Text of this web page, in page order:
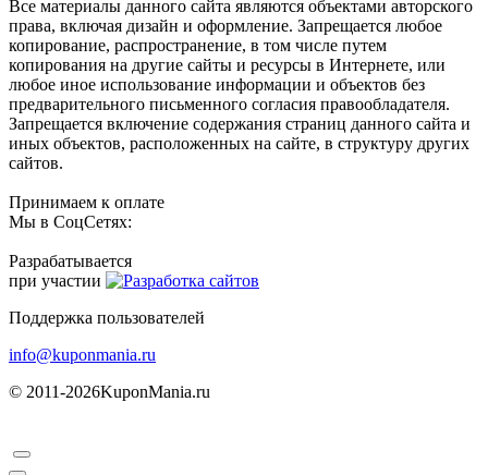
Все материалы данного сайта являются объектами авторского
права, включая дизайн и оформление. Запрещается любое
копирование, распространение, в том числе путем
копирования на другие сайты и ресурсы в Интернете, или
любое иное использование информации и объектов без
предварительного письменного согласия правообладателя.
Запрещается включение содержания страниц данного сайта и
иных объектов, расположенных на сайте, в структуру других
сайтов.
Принимаем к оплате
Мы в СоцСетях:
Разрабатывается
при участии
Поддержка пользователей
info@kuponmania.ru
© 2011-2026KuponMania.ru